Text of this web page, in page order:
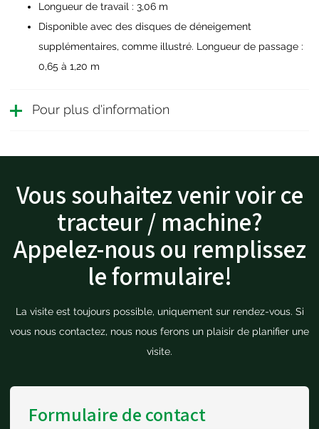
Longueur de travail : 3,06 m
Disponible avec des disques de déneigement
supplémentaires, comme illustré. Longueur de passage :
0,65 à 1,20 m
Pour plus d'information
Vous souhaitez venir voir ce
tracteur / machine?
Appelez-nous ou remplissez
le formulaire!
La visite est toujours possible, uniquement sur rendez-vous. Si
vous nous contactez, nous nous ferons un plaisir de planifier une
visite.
Formulaire de contact